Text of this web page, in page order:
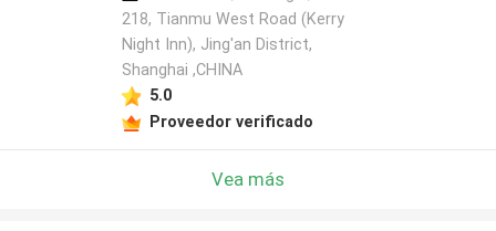
218, Tianmu West Road (Kerry
Night Inn), Jing'an District,
Shanghai ,CHINA
5.0
Proveedor verificado
Vea más